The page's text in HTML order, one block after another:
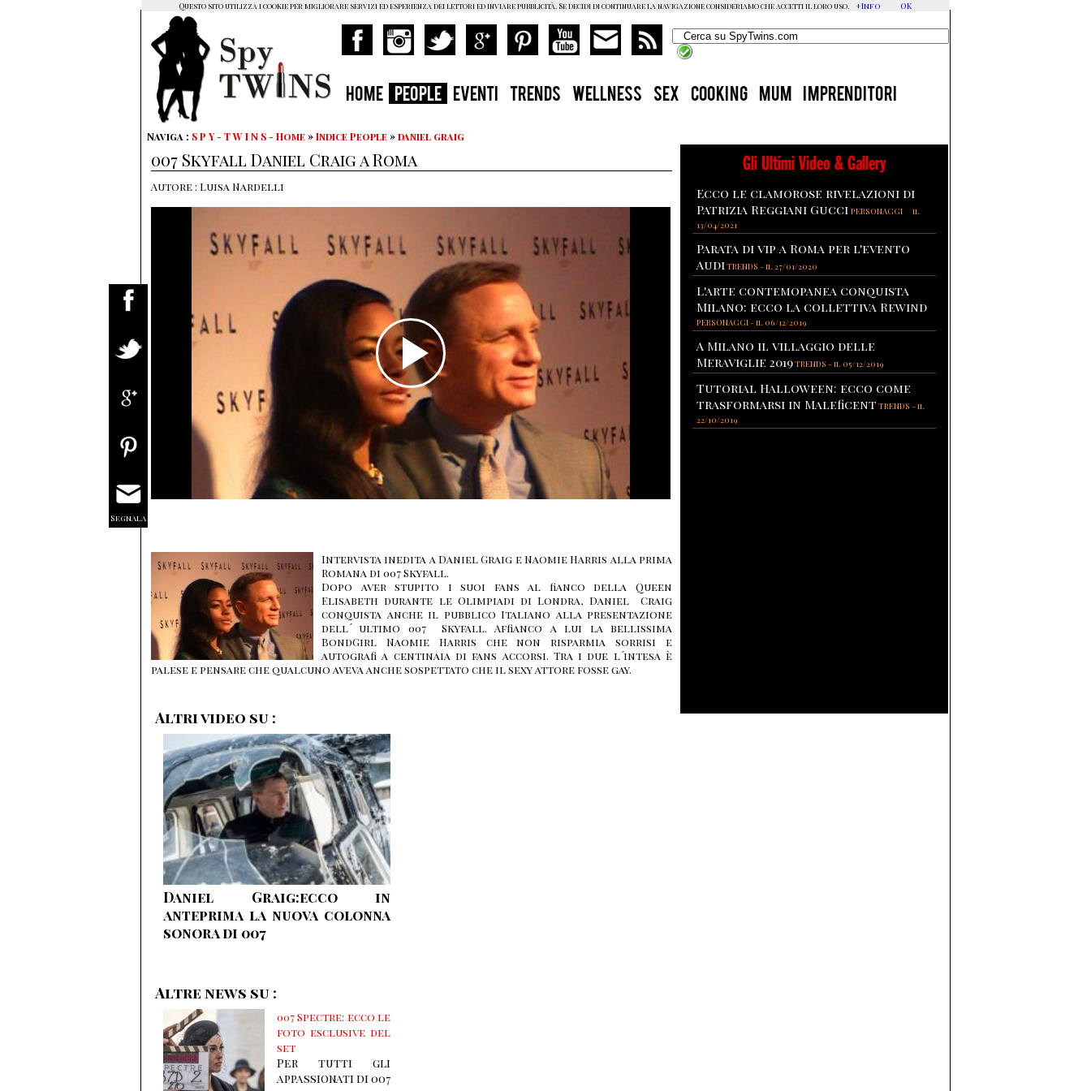
HOME PEOPLE EVENTI TRENDS WELLNESS SEX COOKING MUM IMPRENDITORI
Naviga : S P Y - T W I N S - Home »Indice People »daniel graig
007 Skyfall Daniel Craig a Roma
Autore : Luisa Nardelli
Intervista inedita a Daniel Graig e Naomie Harris alla prima
Romana di 007 Skyfall.
Dopo aver stupito i suoi fans al fianco della Queen
Elisabeth durante le Olimpiadi di Londra, Daniel Craig
conquista anche il pubblico Italiano alla presentazione
dell´ ultimo 007 Skyfall. Affianco a lui la bellissima
BondGirl Naomie Harris che non risparmia sorrisi e
autografi a centinaia di fans accorsi. Tra i due l´intesa è
palese e pensare che qualcuno aveva anche sospettato che il sexy attore fosse gay.
Altri video su :
Daniel Graig:ecco in
anteprima la nuova colonna
sonora di 007
Altre news su :
007 Spectre: ecco le
foto esclusive del
set
Per tutti gli
appassionati di 007
Segnala
Gli Ultimi Video & Gallery
Ecco le clamorose rivelazioni di
Patrizia Reggiani Gucci PERSONAGGI
il
13/04/2021
Parata di vip a Roma per l'evento
AudiTRENDS -il 27/01/2020
L'arte contemopanea conquista
Milano: ecco la collettiva Rewind
PERSONAGGI-il 06/12/2019
A Milano il villaggio delle
Meraviglie 2019TRENDS -il 05/12/2019
Tutorial Halloween: ecco come
trasformarsi in Maleficent TRENDS -il
22/10/2019
Questo sito utilizza i cookie per migliorare servizi ed esperienza dei lettori ed inviare pubblicità. Se decidi di continuare la navigazione consideriamo che accetti il loro uso. +Info OK